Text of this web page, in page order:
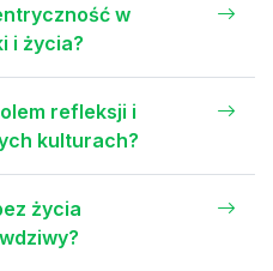
w
i życia?
refleksji i
kulturach?
życia